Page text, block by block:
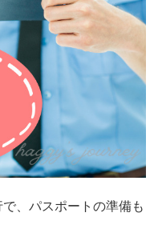
、パスポートの準備も